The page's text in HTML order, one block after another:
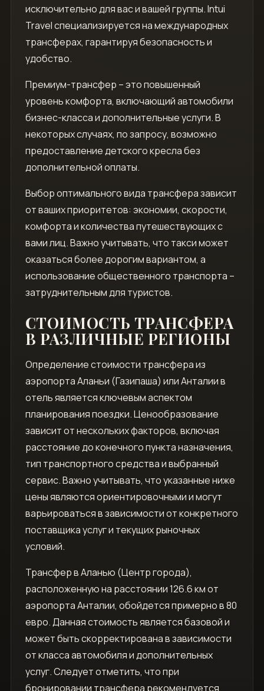
исключительно для вас и вашей группы. Intui
Travel специализируется на международных
трансферах‚ гарантируя безопасность и
удобство.
Премиум-трансфер – это повышенный
уровень комфорта‚ включающий автомобили
бизнес-класса и дополнительные услуги. В
некоторых случаях‚ по запросу‚ возможно
предоставление детского кресла без
дополнительной оплаты.
Выбор оптимального вида трансфера зависит
от ваших приоритетов: экономии‚ скорости‚
комфорта и количества путешествующих с
вами лиц. Важно учитывать‚ что такси может
оказаться более дорогим вариантом‚ а
использование общественного транспорта –
затруднительным для туристов.
СТОИМОСТЬ ТРАНСФЕРА
В РАЗЛИЧНЫЕ РЕГИОНЫ
Определение стоимости трансфера из
аэропорта Аланьи (Газипаша) или Анталии в
отель является ключевым аспектом
планирования поездки. Ценообразование
зависит от нескольких факторов‚ включая
расстояние до конечного пункта назначения‚
тип транспортного средства и выбранный
сервис. Важно учитывать‚ что указанные ниже
цены являются ориентировочными и могут
варьироваться в зависимости от конкретного
поставщика услуг и текущих рыночных
условий.
Трансфер в Аланью (Центр города)‚
расположенную на расстоянии 126.6 км от
аэропорта Анталии‚ обойдется примерно в 80
евро. Данная стоимость является базовой и
может быть скорректирована в зависимости
от класса автомобиля и дополнительных
услуг. Следует отметить‚ что при
бронировании трансфера рекомендуется